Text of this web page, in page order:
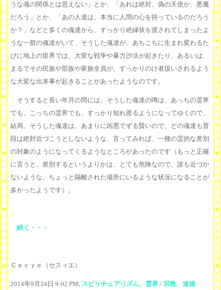
うな魂の関係とは思えない」とか、「あれは絶対、偽の天使か、悪魔
だろう」とか、「あの人達は、本当に人間の心を持っているのだろう
か？」などと多くの魂達から、すっかり絶縁状を渡されてしまったよ
うな一群の魂達がいて、そうした魂達が、あちこちに生まれ変わるた
びに地上の世界では、大変な戦争や暴力沙汰が起きたり、あるいは、
まるでその民族や部族や家族全員が、すっかりのけ者扱いされるよう
な大変な出来事が起きることがあったようなのです。
そうすると長い年月の間には、そうした魂達の噂は、あっちの霊界
でも、こっちの霊界でも、すっかり知れ渡るようになってゆくので、
結局、そうした魂達は、あまりに凶悪でずる賢いので、どの魂達も普
段は絶対近づこうとしないような、言ってみれば、一種の霊的な差別
の対象のようになってくるようなところがあったのです（もっと正確
に言うと、差別するというよりかは、とても危険なので、誰も近づか
ないような、ちょっと隔離された場所にいるような状況になることが
多かったようです）。
続く・・・
Ｃｅｃｙｅ（セスィエ）
2014年9月24日 9:02 PM, スピリチュアリズム、霊界 / 宗教、道徳